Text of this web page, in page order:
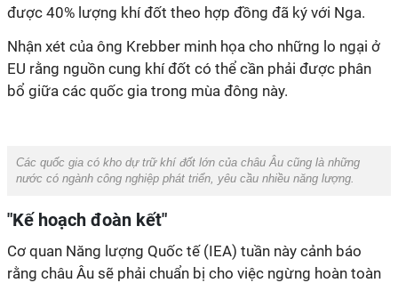
được 40% lượng khí đốt theo hợp đồng đã ký với Nga.
Nhận xét của ông Krebber minh họa cho những lo ngại ở
EU rằng nguồn cung khí đốt có thể cần phải được phân
bổ giữa các quốc gia trong mùa đông này.
Các quốc gia có kho dự trữ khí đốt lớn của châu Âu cũng là những
nước có ngành công nghiệp phát triển, yêu cầu nhiều năng lượng.
"Kế hoạch đoàn kết"
Cơ quan Năng lượng Quốc tế (IEA) tuần này cảnh báo
rằng châu Âu sẽ phải chuẩn bị cho việc ngừng hoàn toàn